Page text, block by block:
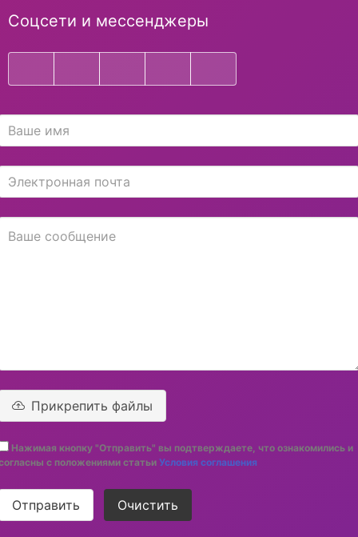
Соцсети и мессенджеры
Прикрепить файлы
Нажимая кнопку "Отправить" вы подтверждаете, что ознакомились и
с положениями статьи Условия соглашения
Отправить Очистить